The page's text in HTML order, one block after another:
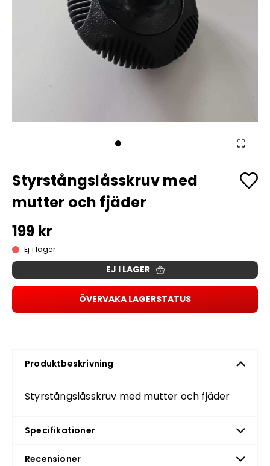
Styrstångslåsskruv med
mutter och fjäder
199 kr
Ej i lager
EJ I LAGER
ÖVERVAKA LAGERSTATUS
Produktbeskrivning
Styrstångslåsskruv med mutter och fjäder
Specifikationer
Recensioner